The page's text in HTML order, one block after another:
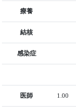
療養
結核
感染症
医師 1.00